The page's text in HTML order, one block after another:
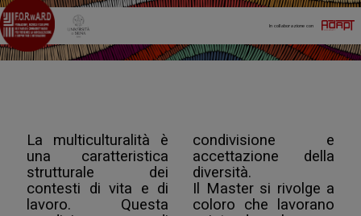
In collaborazione con
La multiculturalità è
una caratteristica
strutturale dei
contesti di vita e di
lavoro. Questa
condivisione e
accettazione della
diversità.
Il Master si rivolge a
coloro che lavorano